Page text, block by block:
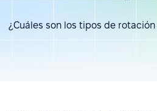
¿Cuáles son los tipos de